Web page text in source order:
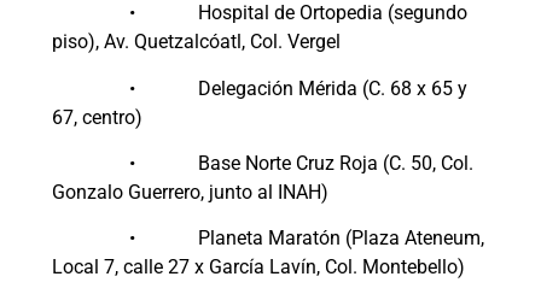
• Hospital de Ortopedia (segundo
piso), Av. Quetzalcóatl, Col. Vergel
• Delegación Mérida (C. 68 x 65 y
67, centro)
• Base Norte Cruz Roja (C. 50, Col.
Gonzalo Guerrero, junto al INAH)
• Planeta Maratón (Plaza Ateneum,
Local 7, calle 27 x García Lavín, Col. Montebello)